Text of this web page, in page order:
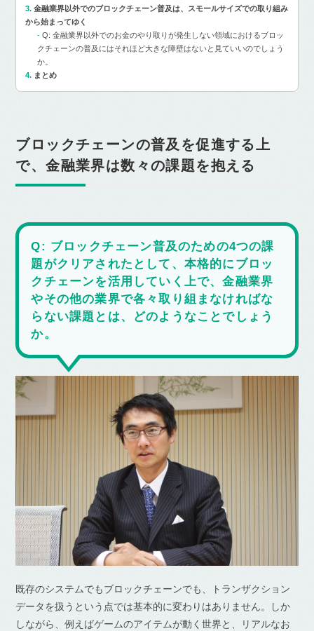
金融業界以外でのブロックチェーン普及は、スモールサイズでの取り組み
から始まってゆく
Q: 金融業界以外でのお金のやり取りが発生しない領域におけるブロッ
クチェーンの普及にはそれほど大きな障壁はないと見ていいのでしょう
か。
まとめ
ブロックチェーンの普及を促進する上
で、金融業界は数々の課題を抱える
Q: ブロックチェーン普及のための4つの課
題がクリアされたとして、本格的にブロッ
クチェーンを活用していく上で、金融業界
やその他の業界で各々取り組まなければな
らない課題とは、どのようなことでしょう
か。
既存のシステムでもブロックチェーンでも、トランザクション
データを扱うという点では基本的に変わりはありません。しか
しながら、例えばゲームのアイテムが動く世界と、リアルなお